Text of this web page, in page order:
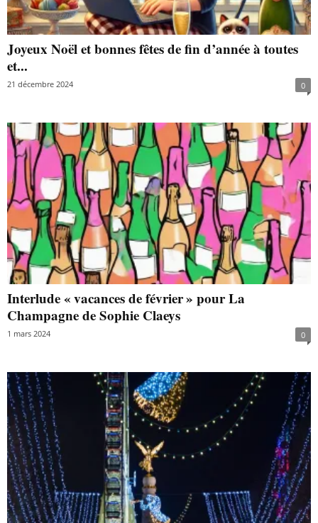
Joyeux Noël et bonnes fêtes de fin d’année à toutes
et...
21 décembre 2024 0
Interlude « vacances de février » pour La
Champagne de Sophie Claeys
1 mars 2024 0